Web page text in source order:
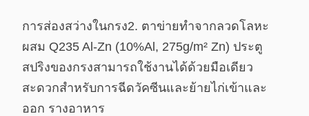
การส่องสว่างในกรง2. ตาข่ายทำจากลวดโลหะ
ผสม Q235 Al-Zn (10%Al, 275g/m² Zn) ประตู
สปริงของกรงสามารถใช้งานได้ด้วยมือเดียว
สะดวกสำหรับการฉีดวัคซีนและย้ายไก่เข้าและ
ออก รางอาหาร